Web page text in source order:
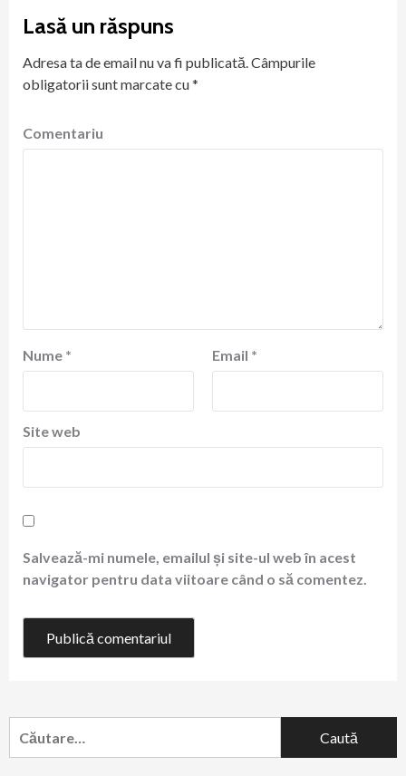
Lasă un răspuns
Adresa ta de email nu va fi publicată.Câmpurile
obligatorii sunt marcate cu*
Comentariu
Nume * Email *
Site web
Salvează-mi numele, emailul și site-ul web în acest
navigator pentru data viitoare când o să comentez.
după: